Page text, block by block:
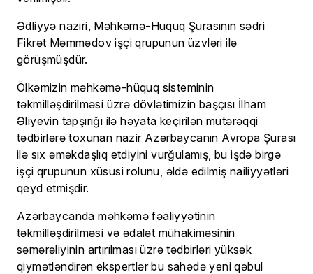
Ədliyyə naziri, Məhkəmə-Hüquq Şurasının sədri
Fikrət Məmmədov işçi qrupunun üzvləri ilə
görüşmüşdür.
Ölkəmizin məhkəmə-hüquq sisteminin
təkmilləşdirilməsi üzrə dövlətimizin başçısı İlham
Əliyevin tapşırığı ilə həyata keçirilən mütərəqqi
tədbirlərə toxunan nazir Azərbaycanın Avropa Şurası
ilə sıx əməkdaşlıq etdiyini vurğulamış, bu işdə birgə
işçi qrupunun xüsusi rolunu, əldə edilmiş nailiyyətləri
qeyd etmişdir.
Azərbaycanda məhkəmə fəaliyyətinin
təkmilləşdirilməsi və ədalət mühakiməsinin
səmərəliyinin artırılması üzrə tədbirləri yüksək
qiymətləndirən ekspertlər bu sahədə yeni qəbul